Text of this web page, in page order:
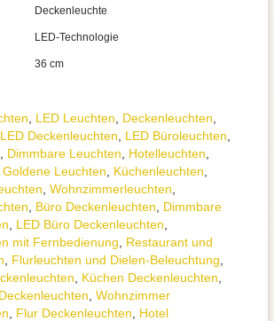
LED Leuchten Decken­leuchten
LED Deckenleuchten LED Büroleuchten
Dimmbare Leuchten Hotelleuchten
Goldene Leuchten Küchenleuchten
Wohnzimmer­leuchten
Büro Deckenleuchten
Dimmbare
LED Büro Deckenleuchten
mit Fernbedienung
Restaurant und
Flurleuchten und Dielen-Beleuchtung
Küchen Deckenleuchten
Wohnzimmer
Flur Deckenleuchten
Hotel
Deckenleuchte
LED-Technologie
36 cm